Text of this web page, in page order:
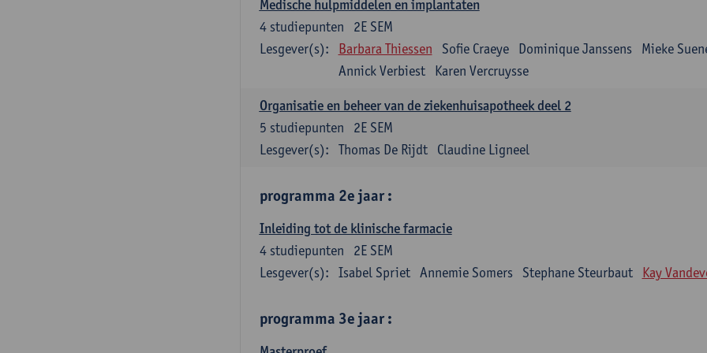
Medische hulpmiddelen en implantaten
2E SEM
4 studiepunten
Lesgever(s):
Barbara Thiessen Sofie Craeye Dominique Janssens
Mieke
Annick Verbiest
Karen Vercruysse
Organisatie en beheer van de ziekenhuisapotheek deel 2
2E SEM
5 studiepunten
Lesgever(s):
Thomas De Rijdt Claudine Ligneel
programma 2e jaar :
Inleiding tot de klinische farmacie
2E SEM
4 studiepunten
Lesgever(s):
Isabel Spriet Annemie Somers Stephane Steurbaut Kay
programma 3e jaar :